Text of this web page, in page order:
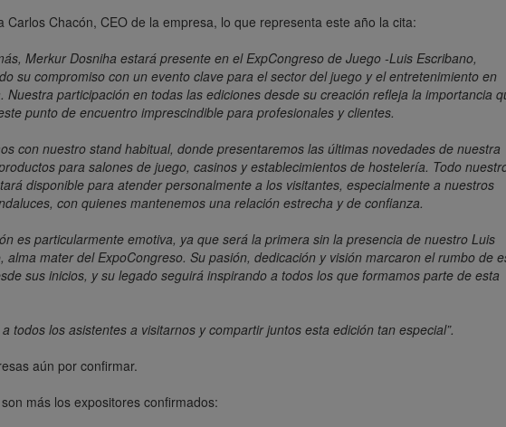
Carlos Chacón, CEO de la empresa, lo que representa este año la cita:
Merkur Dosniha estará presente en el ExpCongreso de Juego -Luis Escribano,
su compromiso con un evento clave para el sector del juego y el entretenimiento en
Nuestra participación en todas las ediciones desde su creación refleja la importancia
punto de encuentro imprescindible para profesionales y clientes.
con nuestro stand habitual, donde presentaremos las últimas novedades de nuestra
para salones de juego, casinos y establecimientos de hostelería. Todo
disponible para atender personalmente a los visitantes, especialmente a nuestros
con quienes mantenemos una relación estrecha y de confianza.
es particularmente emotiva, ya que será la primera sin la presencia de nuestro Luis
alma mater del ExpoCongreso. Su pasión, dedicación y visión marcaron el rumbo de
sus inicios, y su legado seguirá inspirando a todos los que formamos parte de esta
todos los asistentes a visitarnos y compartir juntos esta edición tan especial”.
aún por confirmar.
más los expositores confirmados: